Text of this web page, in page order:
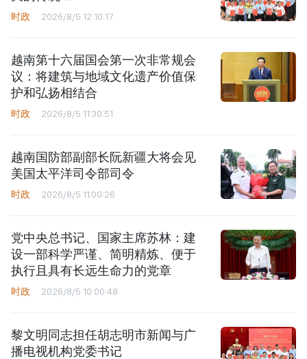
时政 2026/8/5 12:10:17
越南第十六届国会第一次非常规会
议：将建筑与地域文化遗产价值保
护和弘扬相结合
时政 2026/8/5 11:30:51
越南国防部副部长阮新疆大将会见
美国太平洋司令部司令
时政 2026/8/5 11:00:26
党中央总书记、国家主席苏林：建
设一部科学严谨、简明精炼、便于
执行且具有长远生命力的党章
时政 2026/8/5 10:00:48
黎文明同志担任胡志明市新闻与广
播电视机构党委书记